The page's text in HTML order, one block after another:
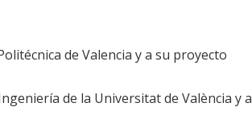
de Valencia y a su proyecto
de la Universitat de València y a